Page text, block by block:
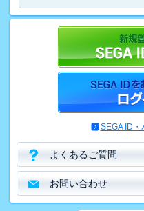
SEGA ID
よくあるご質問
お問い合わせ